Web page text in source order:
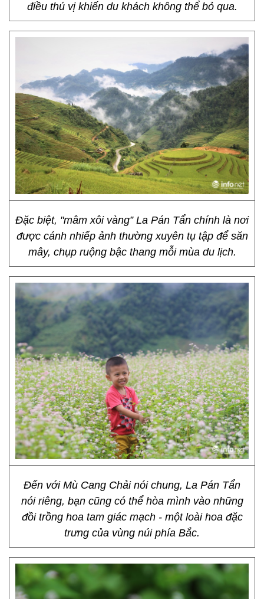
điều thú vị khiến du khách không thể bỏ qua.
Đặc biệt, "mâm xôi vàng” La Pán Tẩn chính là nơi
được cánh nhiếp ảnh thường xuyên tụ tập để săn
mây, chụp ruộng bậc thang mỗi mùa du lịch.
Đến với Mù Cang Chải nói chung, La Pán Tẩn
nói riêng, bạn cũng có thể hòa mình vào những
đồi trồng hoa tam giác mạch - một loài hoa đặc
trưng của vùng núi phía Bắc.